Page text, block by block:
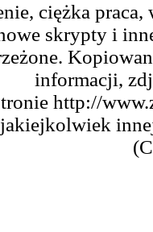
ciężka
skrypty i
informacji,
http://
jakiejkolwiek